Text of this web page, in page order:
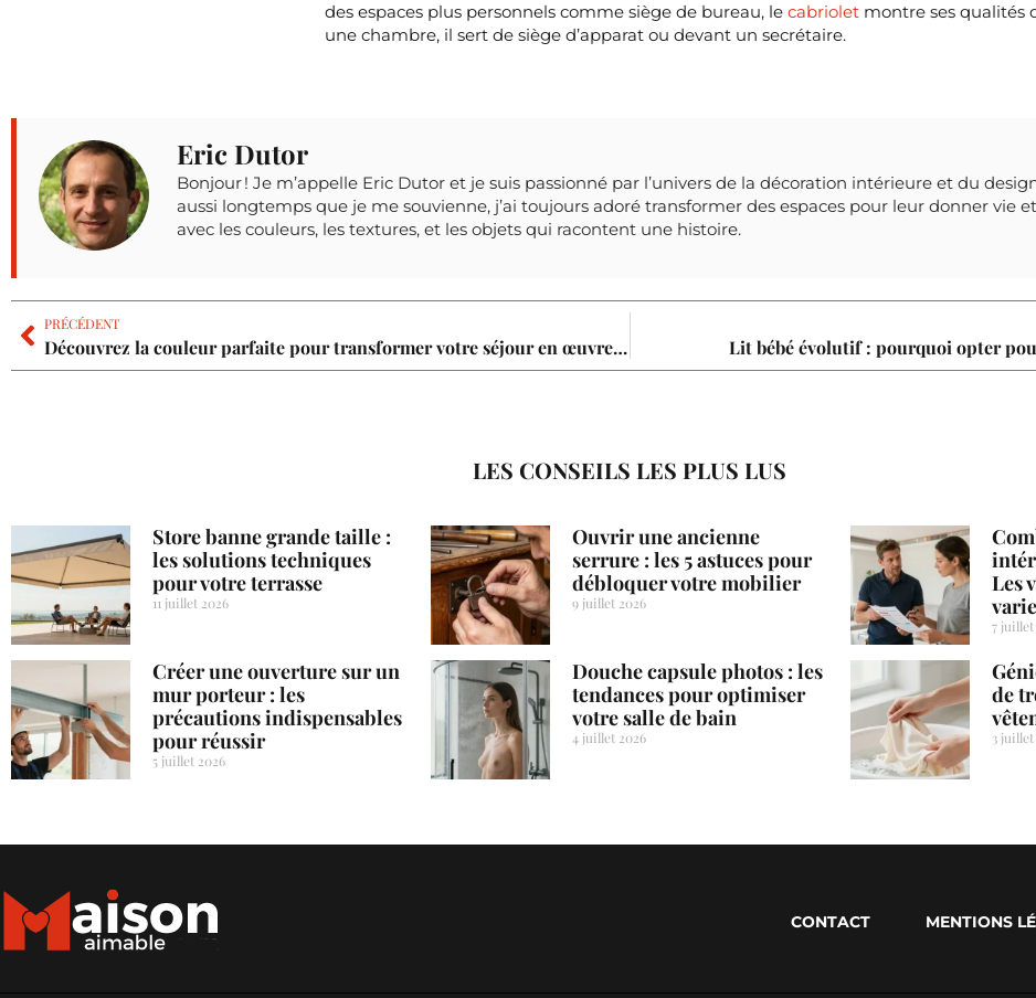
des espaces plus personnels comme siège de bureau, lecabriolet montre ses qualités
une chambre, il sert de siège d’apparat ou devant un secrétaire.
Eric Dutor
Bonjour ! Je m’appelle Eric Dutor et je suis passionné par l’univers de la décoration intérieure et du
aussi longtemps que je me souvienne, j’ai toujours adoré transformer des espaces pour leur donner vie
avec les couleurs, les textures, et les objets qui racontent une histoire.
PRÉCÉDENT
Découvrez la couleur parfaite pour transformer votre séjour en œuvre d’art Lit bébé évolutif : pourquoi opter
LES CONSEILS LES PLUS LUS
Store banne grande taille :
les solutions techniques
pour votre terrasse
11 juillet 2026
Ouvrir une ancienne
serrure : les 5 astuces pour
débloquer votre mobilier
9 juillet 2026
Les
7 juillet
Créer une ouverture sur un
mur porteur : les
précautions indispensables
pour réussir
5 juillet 2026
Douche capsule photos : les
tendances pour optimiser
votre salle de bain
4 juillet 2026
de
3 juillet
CONTACT MENTIONS